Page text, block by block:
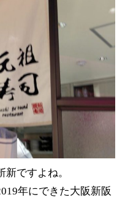
ですよね。
年にできた大阪新阪